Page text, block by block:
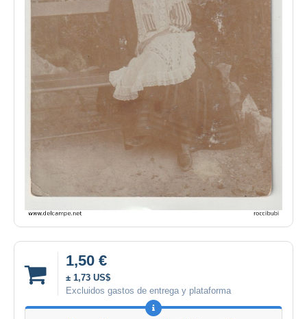
1,50 €
± 1,73 US$
Excluidos gastos de entrega y plataforma